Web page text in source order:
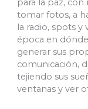
para la paz, con
tomar fotos, a
la radio, spots
época en dónde
generar sus
comunicación,
tejiendo sus
ventanas y ver